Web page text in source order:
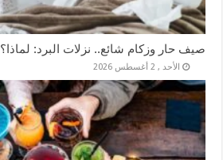
صيف حار وزكام شائع.. نزلات البرد: لماذا؟
الأحد , 2 أغسطس 2026